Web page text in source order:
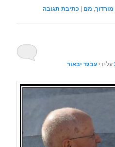
מורדוך, מם | כתיבת תגובה
על ידיעבגד יבאור